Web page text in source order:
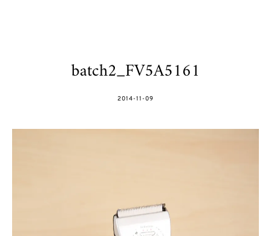
batch2_FV5A5161
POSTED
2014-11-09